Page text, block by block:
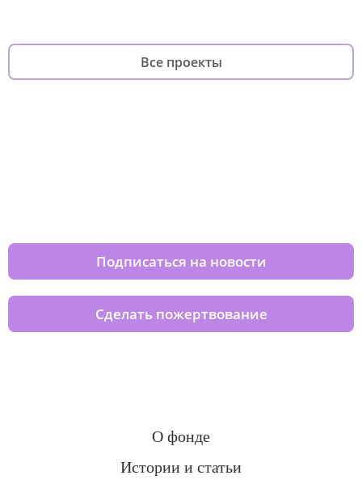
Все проекты
Подписаться на новости
Сделать пожертвование
О фонде
Истории и статьи